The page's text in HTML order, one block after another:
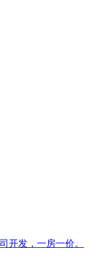
开发，一房一价。